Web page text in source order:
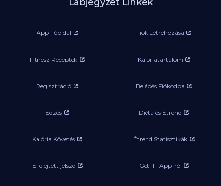
Lábjegyzet Linkek
App Főoldal Fiók Létrehozása
Fitnesz Receptek Kalóriatartalom
Regisztráció Belépés Fiókodba
Edzés Diéta és Étrend
Kalória Követés Étrend Statisztikák
Elfelejtett jelszó GetFIT App-ról